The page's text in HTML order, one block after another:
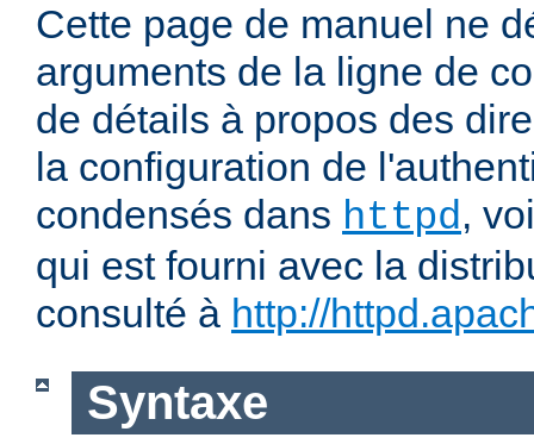
Cette page de manuel ne
arguments de la ligne de
de détails à propos des
la configuration de
condensés dans httpd,
qui est fourni avec la
consulté à http://
Syntaxe